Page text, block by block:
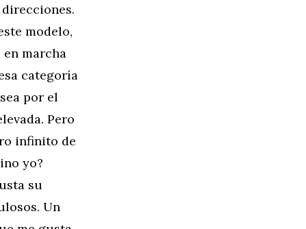
modelo,
marcha
categoría
por el
Pero
infinito de
yo?
su
Un